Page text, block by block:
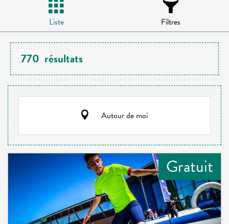
Liste Filtres
770 résultats
Autour de moi
Gratuit